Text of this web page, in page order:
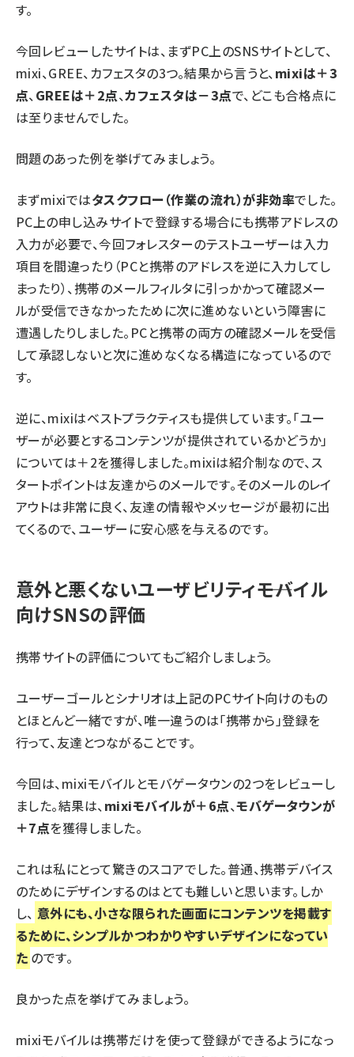
す。
今回レビューしたサイトは、まずPC上のSNSサイトとして、
mixi、GREE、カフェスタの3つ。結果から言うと、mixiは＋3
点、GREEは＋2点、カフェスタは－3点で、どこも合格点に
は至りませんでした。
問題のあった例を挙げてみましょう。
まずmixiではタスクフロー（作業の流れ）が非効率でした。
PC上の申し込みサイトで登録する場合にも携帯アドレスの
入力が必要で、今回フォレスターのテストユーザーは入力
項目を間違ったり（PCと携帯のアドレスを逆に入力してし
まったり）、携帯のメールフィルタに引っかかって確認メー
ルが受信できなかったために次に進めないという障害に
遭遇したりしました。PCと携帯の両方の確認メールを受信
して承認しないと次に進めなくなる構造になっているので
す。
逆に、mixiはベストプラクティスも提供しています。「ユー
ザーが必要とするコンテンツが提供されているかどうか」
については＋2を獲得しました。mixiは紹介制なので、ス
タートポイントは友達からのメールです。そのメールのレイ
アウトは非常に良く、友達の情報やメッセージが最初に出
てくるので、ユーザーに安心感を与えるのです。
意外と悪くないユーザビリティ――モバイル
向けSNSの評価
携帯サイトの評価についてもご紹介しましょう。
ユーザーゴールとシナリオは上記のPCサイト向けのもの
とほとんど一緒ですが、唯一違うのは「携帯から」登録を
行って、友達とつながることです。
今回は、mixiモバイルとモバゲータウンの2つをレビューし
ました。結果は、mixiモバイルが＋6点、モバゲータウンが
＋7点を獲得しました。
これは私にとって驚きのスコアでした。普通、携帯デバイス
のためにデザインするのはとても難しいと思います。しか
し、 意外にも、小さな限られた画面にコンテンツを掲載す
るために、シンプルかつわかりやすいデザインになってい
た のです。
良かった点を挙げてみましょう。
mixiモバイルは携帯だけを使って登録ができるようになっ